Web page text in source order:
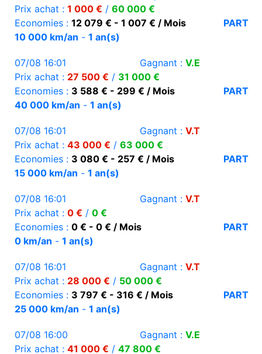
Prix achat : 1 000 € / 60 000 €
Economies : 12 079 € - 1 007 € / Mois
PART
10 000 km/an - 1 an(s)
07/08 16:01 Gagnant : V.E
Prix achat : 27 500 € / 31 000 €
Economies : 3 588 € - 299 € / Mois
PART
40 000 km/an - 1 an(s)
07/08 16:01 Gagnant : V.T
Prix achat : 43 000 € / 63 000 €
Economies : 3 080 € - 257 € / Mois
PART
15 000 km/an - 1 an(s)
07/08 16:01 Gagnant : V.T
Prix achat : 0 € / 0 €
Economies : 0 € - 0 € / Mois
PART
0 km/an - 1 an(s)
07/08 16:01 Gagnant : V.T
Prix achat : 28 000 € / 50 000 €
Economies : 3 797 € - 316 € / Mois
PART
25 000 km/an - 1 an(s)
07/08 16:00 Gagnant : V.E
Prix achat : 41 000 € / 47 800 €